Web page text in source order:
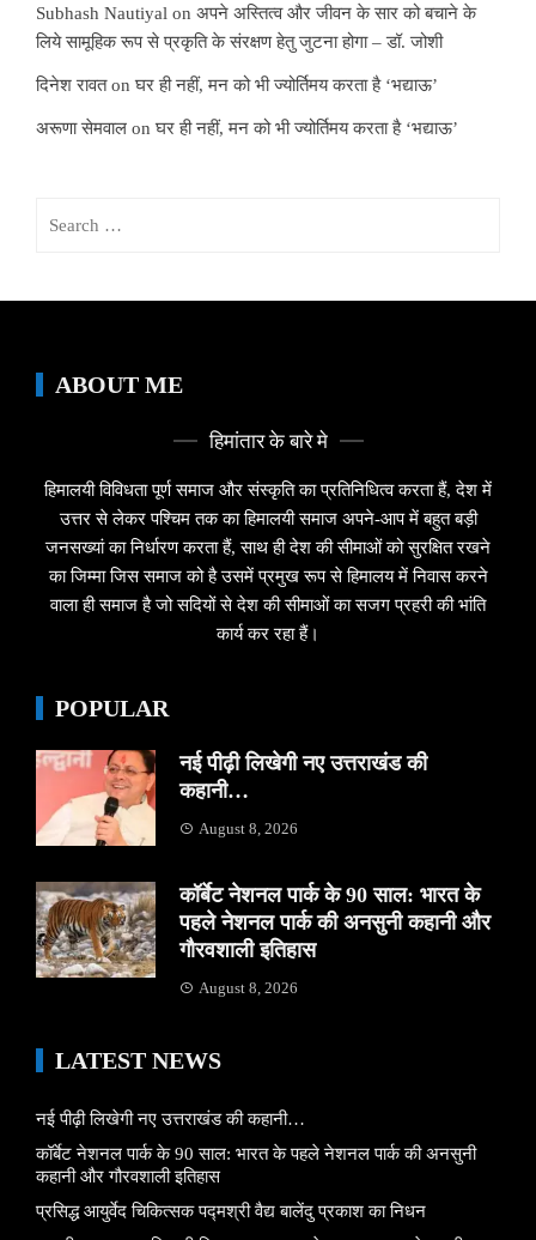
Subhash Nautiyal on अपने अस्तित्व और जीवन के सार को बचाने के
लिये सामूहिक रूप से प्रकृति के संरक्षण हेतु जुटना होगा – डॉ. जोशी
दिनेश रावतonघर ही नहीं, मन को भी ज्योर्तिमय करता है ‘भद्याऊ’
अरूणा सेमवाल onघर ही नहीं, मन को भी ज्योर्तिमय करता है ‘भद्याऊ’
ABOUT ME
हिमांतार के बारे मे
हिमालयी विविधता पूर्ण समाज और संस्कृति का प्रतिनिधित्व करता हैं, देश में
उत्तर से लेकर पश्चिम तक का हिमालयी समाज अपने-आप में बहुत बड़ी
जनसख्यां का निर्धारण करता हैं, साथ ही देश की सीमाओं को सुरक्षित रखने
का जिम्मा जिस समाज को है उसमें प्रमुख रूप से हिमालय में निवास करने
वाला ही समाज है जो सदियों से देश की सीमाओं का सजग प्रहरी की भांति
कार्य कर रहा हैं।
POPULAR
नई पीढ़ी लिखेगी नए उत्तराखंड की
कहानी…
August 8, 2026
कॉर्बेट नेशनल पार्क के 90 साल: भारत के
पहले नेशनल पार्क की अनसुनी कहानी और
गौरवशाली इतिहास
August 8, 2026
LATEST NEWS
नई पीढ़ी लिखेगी नए उत्तराखंड की कहानी…
कॉर्बेट नेशनल पार्क के 90 साल: भारत के पहले नेशनल पार्क की अनसुनी
कहानी और गौरवशाली इतिहास
प्रसिद्ध आयुर्वेद चिकित्सक पद्मश्री वैद्य बालेंदु प्रकाश का निधन